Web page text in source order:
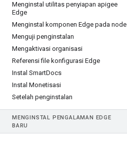
Menginstal utilitas penyiapan apigee
Edge
Menginstal komponen Edge pada node
Menguji penginstalan
Mengaktivasi organisasi
Referensi file konfigurasi Edge
Instal SmartDocs
Instal Monetisasi
Setelah penginstalan
MENGINSTAL PENGALAMAN EDGE
BARU